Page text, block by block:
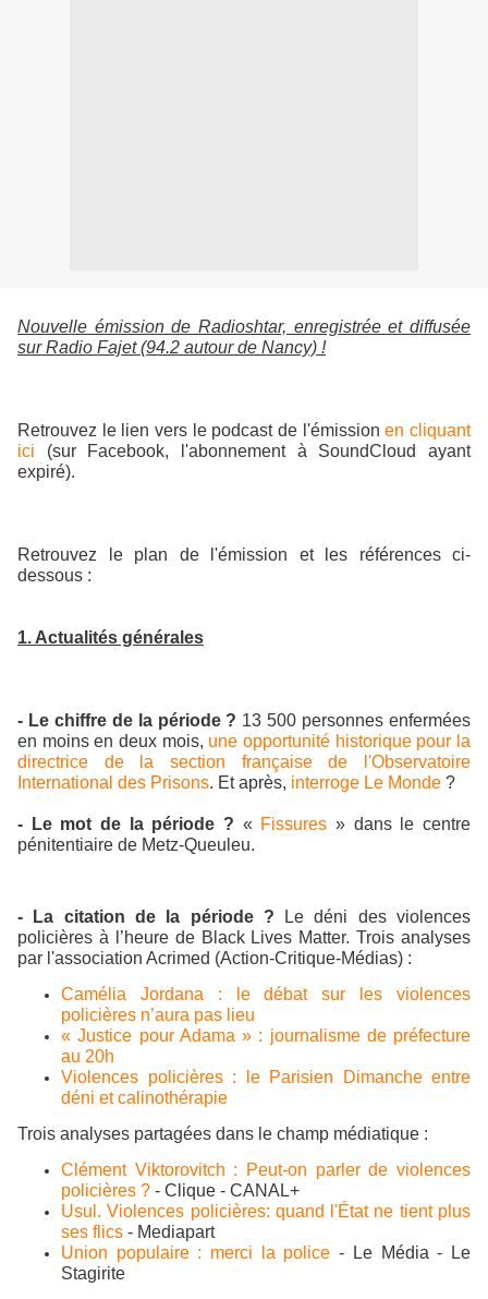
Nouvelle émission de Radioshtar, enregistrée et diffusée
sur Radio Fajet (94.2 autour de Nancy) !
Retrouvez le lien vers le podcast de l'émissionen cliquant
ici (sur Facebook, l'abonnement à SoundCloud ayant
expiré).
Retrouvez le plan de l'émission et les références ci-
dessous :
1. Actualités générales
- Le chiffre de la période ? 13 500 personnes enfermées
en moins en deux mois, une opportunité historique pour la
directrice de la section française de l'Observatoire
International des Prisons. Et après, interroge Le Monde ?
- Le mot de la période ? « Fissures » dans le centre
pénitentiaire de Metz-Queuleu.
- La citation de la période ?
Le déni des violences
policières à l’heure de Black Lives Matter. Trois analyses
par l'association Acrimed (Action-Critique-Médias) :
Camélia Jordana : le débat sur les violences
policières n’aura pas lieu
« Justice pour Adama » : journalisme de préfecture
au 20h
Violences policières : le Parisien Dimanche entre
déni et calinothérapie
Trois analyses partagées dans le champ médiatique :
Clément Viktorovitch : Peut-on parler de violences
policières ? - Clique - CANAL+
Usul. Violences policières: quand l'État ne tient plus
ses flics - Mediapart
Union populaire : merci la police - Le Média - Le
Stagirite